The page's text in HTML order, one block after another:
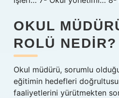
OKUL
ROLÜ NEDIR?
Okul müdürü, sorumlu
eğitimin hedefleri
faaliyetlerini yürütmekten